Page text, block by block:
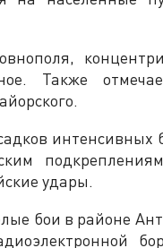
Также
интенсивных
удары.
бои в районе